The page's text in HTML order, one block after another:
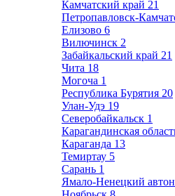
Камчатский край 21
Петропавловск-
Елизово 6
Вилючинск 2
Забайкальский край 21
Чита 18
Могоча 1
Республика Бурятия 20
Улан-Удэ 19
Северобайкальск 1
Карагандинская
Караганда 13
Темиртау 5
Сарань 1
Ямало-Ненецкий